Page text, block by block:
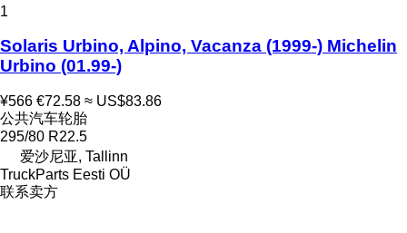
1
Solaris Urbino, Alpino, Vacanza (1999-) Michelin
Urbino (01.99-)
¥566 €72.58 ≈ US$83.86
公共汽车轮胎
295/80 R22.5
爱沙尼亚, Tallinn
TruckParts Eesti OÜ
联系卖方